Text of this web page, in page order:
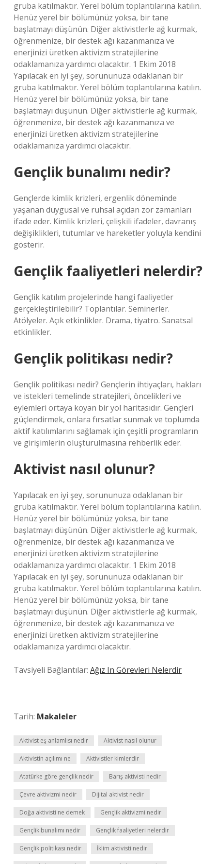
gruba katılmaktır. Yerel bölüm toplantılarına katılın.
Henüz yerel bir bölümünüz yoksa, bir tane
başlatmayı düşünün. Diğer aktivistlerle ağ kurmak,
öğrenmenize, bir destek ağı kazanmanıza ve
enerjinizi üretken aktivizm stratejilerine
odaklamanıza yardımcı olacaktır. 1 Ekim 2018
Yapılacak en iyi şey, sorununuza odaklanan bir
gruba katılmaktır. Yerel bölüm toplantılarına katılın.
Henüz yerel bir bölümünüz yoksa, bir tane
başlatmayı düşünün. Diğer aktivistlerle ağ kurmak,
öğrenmenize, bir destek ağı kazanmanıza ve
enerjinizi üretken aktivizm stratejilerine
odaklamanıza yardımcı olacaktır.
Gençlik bunalımı nedir?
Gençlerde kimlik krizleri, ergenlik döneminde
yaşanan duygusal ve ruhsal açıdan zor zamanları
ifade eder. Kimlik krizleri, çelişkili ifadeler, davranış
değişiklikleri, tutumlar ve hareketler yoluyla kendini
gösterir.
Gençlik faaliyetleri nelerdir?
Gençlik katılım projelerinde hangi faaliyetler
gerçekleştirilebilir? Toplantılar. Seminerler.
Atölyeler. Açık etkinlikler. Drama, tiyatro. Sanatsal
etkinlikler.
Gençlik politikası nedir?
Gençlik politikası nedir? Gençlerin ihtiyaçları, hakları
ve istekleri temelinde stratejileri, öncelikleri ve
eylemleri ortaya koyan bir yol haritasıdır. Gençleri
güçlendirmek, onlara fırsatlar sunmak ve toplumda
aktif katılımlarını sağlamak için çeşitli programların
ve girişimlerin oluşturulmasına rehberlik eder.
Aktivist nasıl olunur?
Yapılacak en iyi şey, sorununuza odaklanan bir
gruba katılmaktır. Yerel bölüm toplantılarına katılın.
Henüz yerel bir bölümünüz yoksa, bir tane
başlatmayı düşünün. Diğer aktivistlerle ağ kurmak,
öğrenmenize, bir destek ağı kazanmanıza ve
enerjinizi üretken aktivizm stratejilerine
odaklamanıza yardımcı olacaktır. 1 Ekim 2018
Yapılacak en iyi şey, sorununuza odaklanan bir
gruba katılmaktır. Yerel bölüm toplantılarına katılın.
Henüz yerel bir bölümünüz yoksa, bir tane
başlatmayı düşünün. Diğer aktivistlerle ağ kurmak,
öğrenmenize, bir destek ağı kazanmanıza ve
enerjinizi üretken aktivizm stratejilerine
odaklamanıza yardımcı olacaktır.
Tavsiyeli Bağlantılar: Ağız In Görevleri Nelerdir
Tarih: Makaleler
Aktivist eş anlamlısı nedir Aktivist nasıl olunur
Aktivistin açılımı ne Aktivistler kimlerdir
Atatürke göre gençlik nedir Barış aktivisti nedir
Çevre aktivizmi nedir Dijital aktivist nedir
Doğa aktivisti ne demek Gençlik aktivizmi nedir
Gençlik bunalımı nedir Gençlik faaliyetleri nelerdir
Gençlik politikası nedir İklim aktivisti nedir